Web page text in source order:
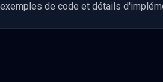
de code et détails